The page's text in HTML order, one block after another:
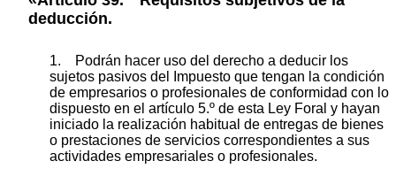
deducción.
1. Podrán hacer uso del derecho a deducir los
sujetos pasivos del Impuesto que tengan la condición
de empresarios o profesionales de conformidad con lo
dispuesto en el artículo 5.º de esta Ley Foral y hayan
iniciado la realización habitual de entregas de bienes
o prestaciones de servicios correspondientes a sus
actividades empresariales o profesionales.